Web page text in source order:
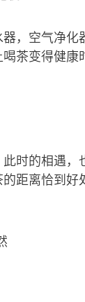
，空气净化
茶变得健
时的相遇
距离恰到